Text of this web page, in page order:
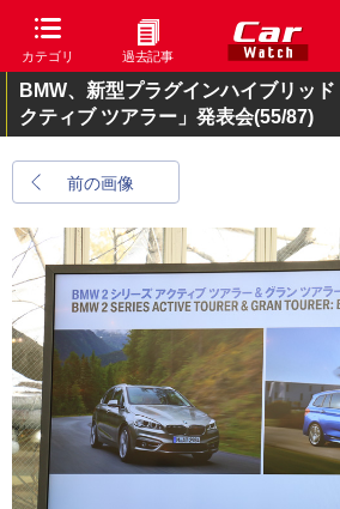
カテゴリ 過去記事
BMW、新型プラグインハイブリッ
クティブ ツアラー」発表会(55/87)
前の画像